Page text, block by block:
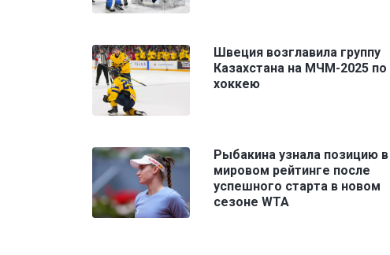
Швеция возглавила группу
Казахстана на МЧМ-2025 по
хоккею
Рыбакина узнала позицию в
мировом рейтинге после
успешного старта в новом
сезоне WTA